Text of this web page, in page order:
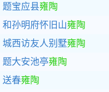
题宝应县雍陶
和孙明府怀旧山雍陶
城西访友人别墅雍陶
题大安池亭雍陶
送春雍陶